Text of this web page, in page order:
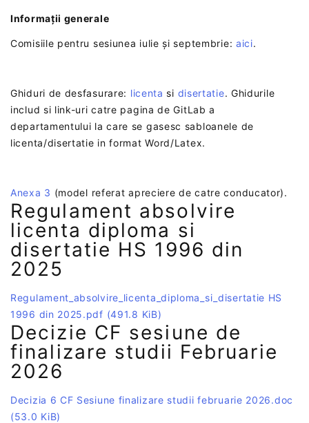
Informații generale
Comisiile pentru sesiunea iulie și septembrie: aici.
Ghiduri de desfasurare: licenta si disertatie. Ghidurile
includ si link-uri catre pagina de GitLab a
departamentului la care se gasesc sabloanele de
licenta/disertatie in format Word/Latex.
Anexa 3 (model referat apreciere de catre conducator).
Regulament absolvire
licenta diploma si
disertatie HS 1996 din
2025
Regulament_absolvire_licenta_diploma_si_disertatie HS
1996 din 2025.pdf (491.8 KiB)
Decizie CF sesiune de
finalizare studii Februarie
2026
Decizia 6 CF Sesiune finalizare studii februarie 2026.doc
(53.0 KiB)